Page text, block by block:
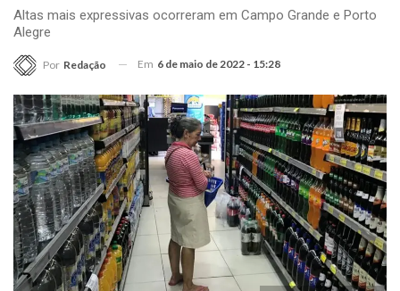
Altas mais expressivas ocorreram em Campo Grande e Porto
Alegre
Por Redação Em 6 de maio de 2022 - 15:28